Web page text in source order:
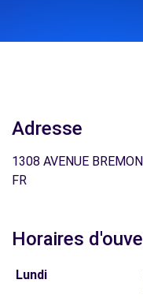
Adresse
1308 AVENUE
FR
Horaires
Lundi